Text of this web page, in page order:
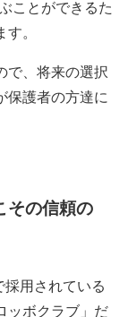
ことができるた
す。
で、将来の選択
保護者の方達に
その信頼の
用されている
ッボクラブ」だ